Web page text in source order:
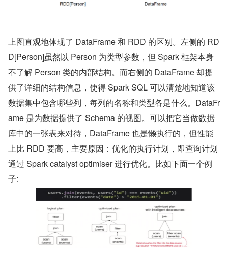
上图直观地体现了 DataFrame 和 RDD 的区别。左侧的 RD
D[Person]虽然以 Person 为类型参数，但 Spark 框架本身
不了解 Person 类的内部结构。而右侧的 DataFrame 却提
供了详细的结构信息，使得 Spark SQL 可以清楚地知道该
数据集中包含哪些列，每列的名称和类型各是什么。DataFr
ame 是为数据提供了 Schema 的视图。可以把它当做数据
库中的一张表来对待，DataFrame 也是懒执行的，但性能
上比 RDD 要高，主要原因：优化的执行计划，即查询计划
通过 Spark catalyst optimiser 进行优化。比如下面一个例
子: